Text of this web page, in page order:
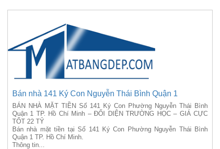
Bán nhà 141 Ký Con Nguyễn Thái Bình Quận 1
BÁN NHÀ MẶT TIỀN Số 141 Ký Con Phường Nguyễn Thái Bình
Quận 1 TP. Hồ Chí Minh – ĐỐI DIỆN TRƯỜNG HỌC – GIÁ CỰC
TỐT 22 TỶ
Bán nhà mặt tiền tại Số 141 Ký Con Phường Nguyễn Thái Bình
Quận 1 TP. Hồ Chí Minh.
Thông tin...